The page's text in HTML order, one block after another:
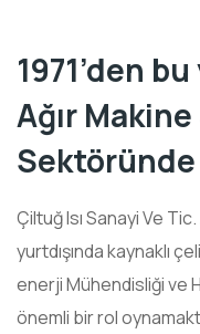
1971’den
Ağır
Sektöründe
Çiltuğ Isı Sanayi Ve
yurtdışında kaynaklı
enerji Mühendisliği ve
önemli bir rol